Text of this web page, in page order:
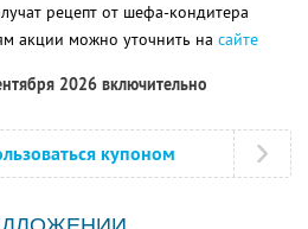
рецепт от шефа-кондитера
акции можно уточнить на сайте
2026 включительно
купоном